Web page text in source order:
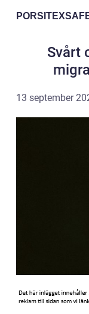
Svårt
13 september